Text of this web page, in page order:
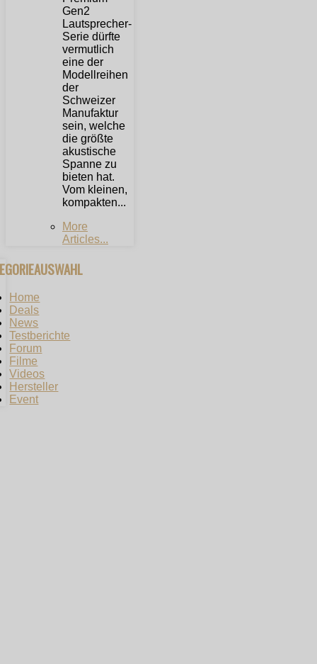
Gen2
Lautsprecher-
Serie dürfte
vermutlich
eine der
Modellreihen
der
Schweizer
Manufaktur
sein, welche
die größte
akustische
Spanne zu
bieten hat.
Vom kleinen,
kompakten...
More
Articles...
Home
Deals
News
Testberichte
Forum
Filme
Videos
Hersteller
Event